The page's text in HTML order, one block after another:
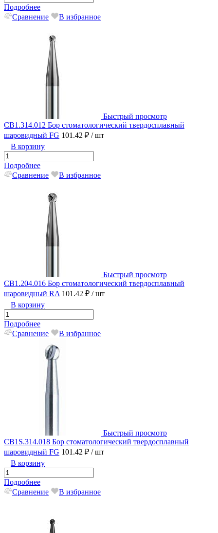
Подробнее
Сравнение
В избранное
Быстрый просмотр
CB1.314.012 Бор стоматологический твердосплавный
шаровидный FG 101.42 ₽ / шт
В корзину
Подробнее
Сравнение
В избранное
Быстрый просмотр
CB1.204.016 Бор стоматологический твердосплавный
шаровидный RA 101.42 ₽ / шт
В корзину
Подробнее
Сравнение
В избранное
Быстрый просмотр
CB1S.314.018 Бор стоматологический твердосплавный
шаровидный FG 101.42 ₽ / шт
В корзину
Подробнее
Сравнение
В избранное